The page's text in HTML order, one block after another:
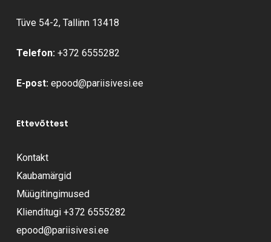
Tüve 54-2, Tallinn 13418
Telefon: +372 6555282
E-post: epood@pariisivesi.ee
Ettevõttest
Kontakt
Kaubamärgid
Müügitingimused
Klienditugi +372 6555282
epood@pariisivesi.ee